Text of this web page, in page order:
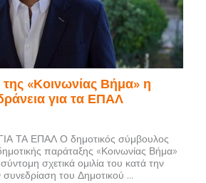
«Κοινωνίας Βήμα» η
για τα ΕΠΑΛ
ΤΑ ΕΠΑΛ Ο δημοτικός σύμβουλος
παράταξης «Κοινωνίας Βήμα»
σχετικά ομιλία του κατά την
του Δημοτικού ...